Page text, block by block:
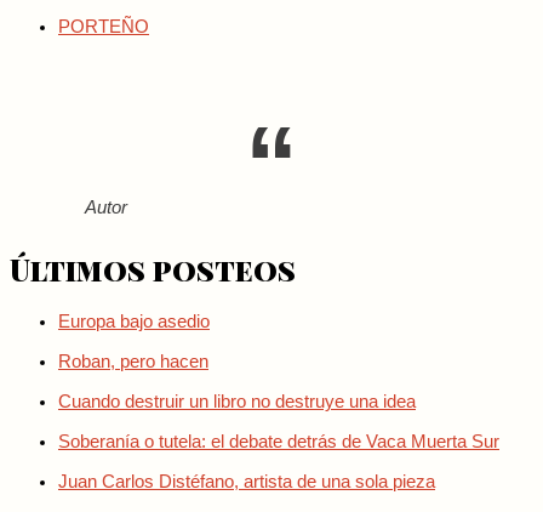
PORTEÑO
Autor
Últimos posteos
Europa bajo asedio
Roban, pero hacen
Cuando destruir un libro no destruye una idea
Soberanía o tutela: el debate detrás de Vaca Muerta Sur
Juan Carlos Distéfano, artista de una sola pieza